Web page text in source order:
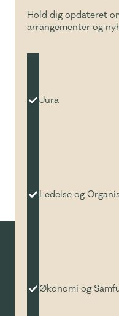
Hold dig opdateret
arrangementer og
Jura
Ledelse og
Økonomi og